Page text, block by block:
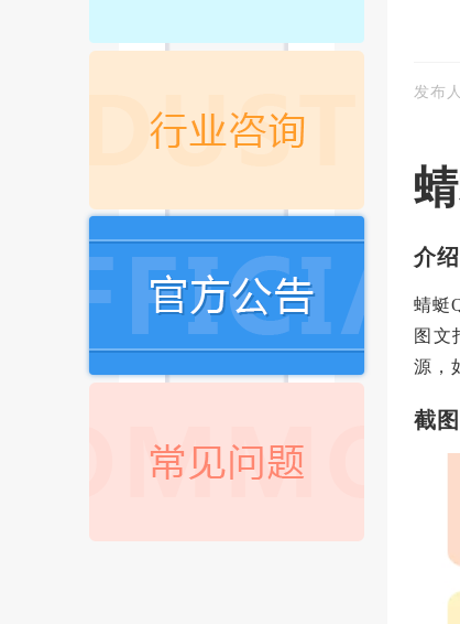
发布
介绍
蜻蜓
图文
源，
截图